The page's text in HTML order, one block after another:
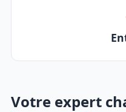
Votre expert